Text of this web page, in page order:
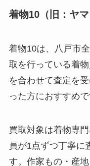
着物10（旧：ヤ
着物10は、八戸市
取を行っている着
を合わせて査定を
った方におすすめで
買取対象は着物専
員が1点ずつ丁寧に
す。作家もの・産